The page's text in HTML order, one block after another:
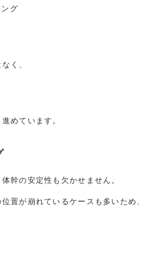
グ
く、
めています。
幹の安定性も欠かせません。
置が崩れているケースも多いため、